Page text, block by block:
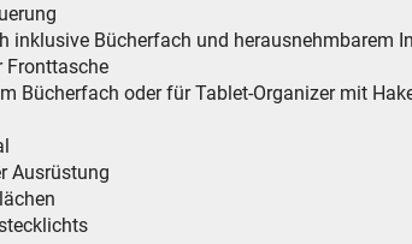
Bücherfach und herausnehmbarem
Fronttasche
Bücherfach oder für Tablet-Organizer mit
Ausrüstung